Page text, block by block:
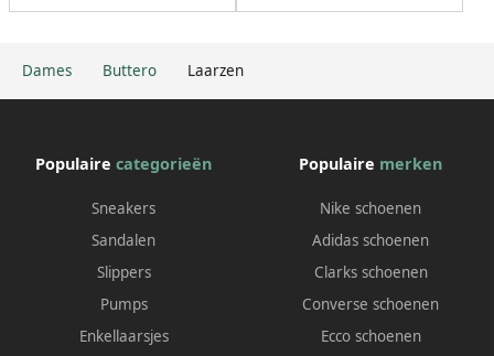
Dames Buttero Laarzen
Populaire categorieën
Sneakers
Sandalen
Slippers
Pumps
Enkellaarsjes
Populaire merken
Nike schoenen
Adidas schoenen
Clarks schoenen
Converse schoenen
Ecco schoenen